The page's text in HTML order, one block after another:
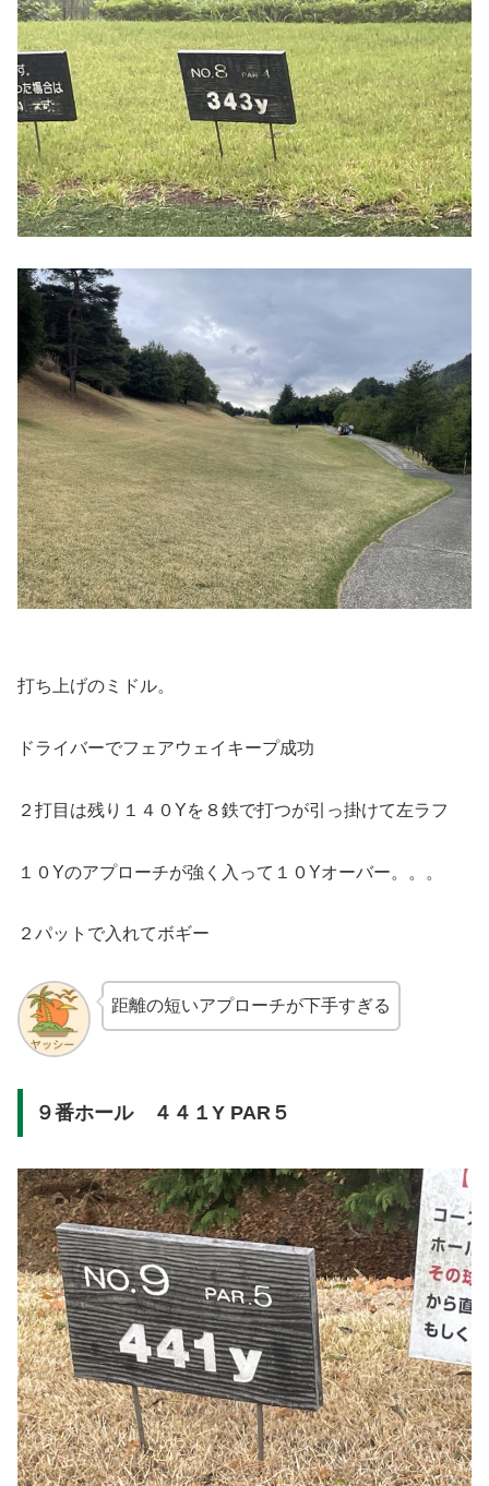
打ち上げのミドル。
ドライバーでフェアウェイキープ成功
２打目は残り１４０Yを８鉄で打つが引っ掛けて左ラフ
１０Yのアプローチが強く入って１０Yオーバー。。。
２パットで入れてボギー
距離の短いアプローチが下手すぎる
９番ホール ４４１Y PAR５